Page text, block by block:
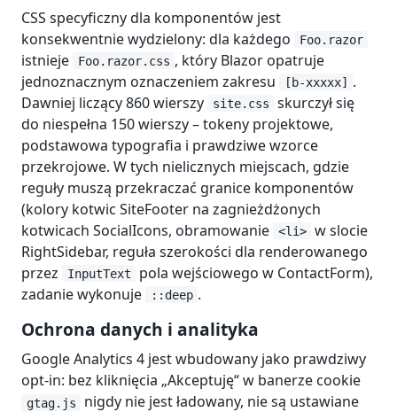
CSS specyficzny dla komponentów jest
konsekwentnie wydzielony: dla każdego
Foo.razor
istnieje Foo.razor.css , który Blazor opatruje
jednoznacznym oznaczeniem zakresu
[b-xxxxx] .
Dawniej liczący 860 wierszy
site.css
skurczył się
do niespełna 150 wierszy – tokeny projektowe,
podstawowa typografia i prawdziwe wzorce
przekrojowe. W tych nielicznych miejscach, gdzie
reguły muszą przekraczać granice komponentów
(kolory kotwic SiteFooter na zagnieżdżonych
kotwicach SocialIcons, obramowanie
<li> w slocie
RightSidebar, reguła szerokości dla renderowanego
przez
InputText
pola wejściowego w ContactForm),
zadanie wykonuje
::deep .
Ochrona danych i analityka
Google Analytics 4 jest wbudowany jako prawdziwy
opt-in: bez kliknięcia „Akceptuję“ w banerze cookie
gtag.js
nigdy nie jest ładowany, nie są ustawiane